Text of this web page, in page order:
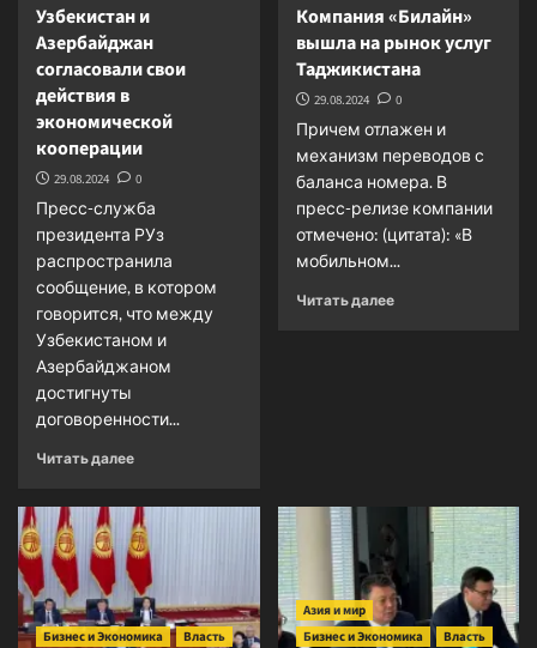
Узбекистан и
Азербайджан
согласовали свои
действия в
экономической
кооперации
29.08.2024 0
Пресс-служба
президента РУз
распространила
сообщение, в котором
говорится, что между
Узбекистаном и
Азербайджаном
достигнуты
договоренности...
Читать далееПрочитать
Узбекистан
и
Азербайджан
согласовали
свои
действия
Компания «Билайн»
вышла на рынок услуг
Таджикистана
29.08.2024 0
Причем отлажен и
механизм переводов с
баланса номера. В
пресс-релизе компании
отмечено: (цитата): «В
мобильном...
Читать далееПрочитать
Бизнес и Экономика
Власть
Азия и мир
Бизнес и Экономика
Власть